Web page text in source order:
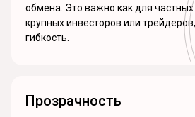
обмена. Это важно как для частных
крупных инвесторов или
гибкость.
Прозрачность